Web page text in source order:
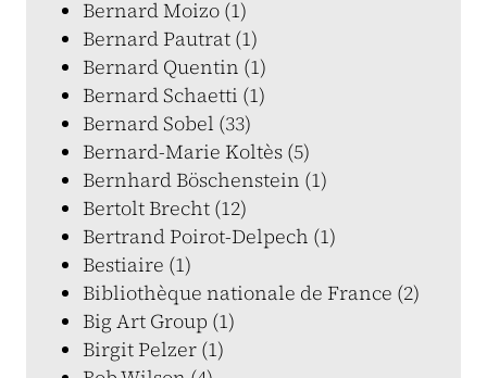
Bernard Moizo (1)
Bernard Pautrat (1)
Bernard Quentin (1)
Bernard Schaetti (1)
Bernard Sobel (33)
Bernard-Marie Koltès (5)
Bernhard Böschenstein (1)
Bertolt Brecht (12)
Bertrand Poirot-Delpech (1)
Bestiaire (1)
Bibliothèque nationale de France (2)
Big Art Group (1)
Birgit Pelzer (1)